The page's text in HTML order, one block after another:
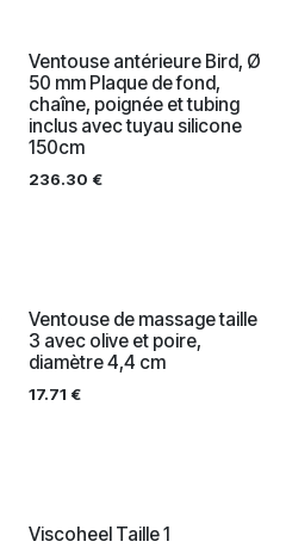
Ventouse antérieure Bird, Ø
50 mm Plaque de fond,
chaîne, poignée et tubing
inclus avec tuyau silicone
150cm
236.30 €
Ventouse de massage taille
3 avec olive et poire,
diamètre 4,4 cm
17.71 €
Viscoheel Taille 1